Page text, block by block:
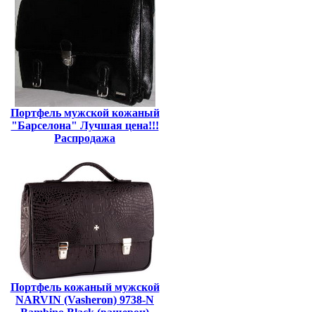
Портфель мужской кожаный
"Барселона" Лучшая цена!!!
Распродажа
Портфель кожаный мужской
NARVIN (Vasheron) 9738-N